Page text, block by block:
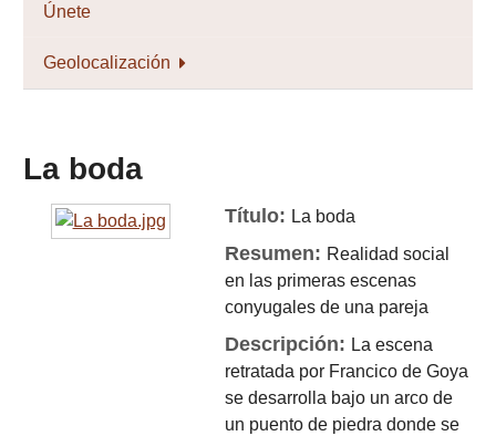
Únete
Geolocalización
La boda
Título: La boda
Resumen: Realidad social
en las primeras escenas
conyugales de una pareja
Descripción: La escena
retratada por Francico de Goya
se desarrolla bajo un arco de
un puento de piedra donde se